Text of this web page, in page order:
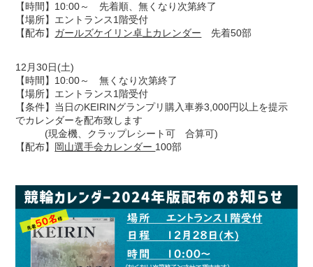
【時間】10:00～ 先着順、無くなり次第終了
【場所】エントランス1階受付
【配布】 ガールズケイリン卓上カレンダー 先着50部
12月30日(土)
【時間】10:00～ 無くなり次第終了
【場所】エントランス1階受付
【条件】当日のKEIRINグランプリ購入車券3,000円以上を提示
でカレンダーを配布致します
(現金機、クラップレシート可 合算可)
【配布】 岡山選手会カレンダー 100部